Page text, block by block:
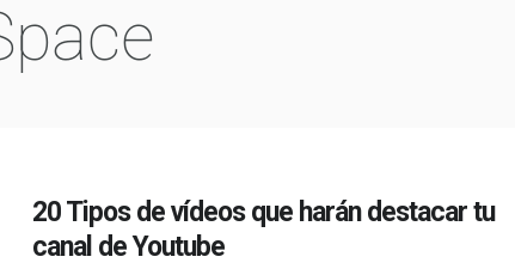
20 Tipos de vídeos que harán destacar tu
canal de Youtube